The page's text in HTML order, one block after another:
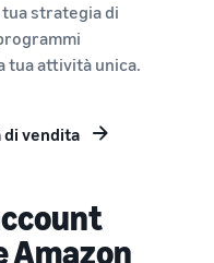
strategia di
tua attività unica.
vendita
Amazon